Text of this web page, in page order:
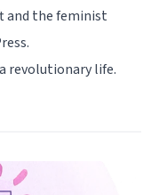
and the feminist
revolutionary life.